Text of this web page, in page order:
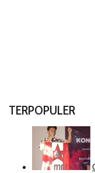
TERPOPULER